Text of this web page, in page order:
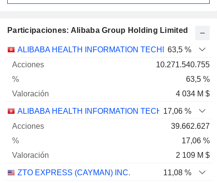
Participaciones: Alibaba Group Holding Limited
Nombre Acciones % Valoración
ALIBABA HEALTH INFORMATION TECHNOLOGY
63,5 %
10.271.540.755
63,5 %
4 034 M $
ALIBABA HEALTH INFORMATION TECHNOLOGY
17,06 %
39.662.627
17,06 %
2 109 M $
ZTO EXPRESS (CAYMAN) INC.
11,08 %